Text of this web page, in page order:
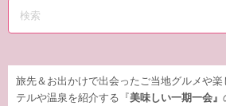
ッ
旅先＆お出かけで出会ったご当地グルメや
テルや温泉を紹介する『 美味しい一期一会』